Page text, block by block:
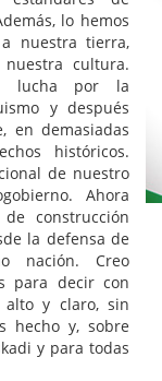
lo hemos
nuestra tierra,
cultura.
lucha por la
y después
en demasiadas
históricos.
de nuestro
Ahora
construcción
la defensa de
nación. Creo
para decir con
alto y claro, sin
hecho y, sobre
y para todas